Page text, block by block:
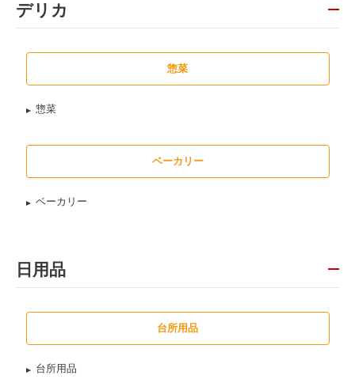
デリカ
惣菜
惣菜
ベーカリー
ベーカリー
日用品
台所用品
台所用品